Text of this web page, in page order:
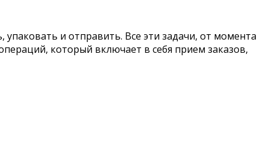
и отправить. Все эти задачи, от момента
который включает в себя прием заказов,